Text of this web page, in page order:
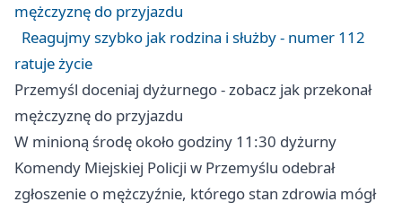
mężczyznę do przyjazdu
Reagujmy szybko jak rodzina i służby - numer 112
ratuje życie
Przemyśl doceniaj dyżurnego - zobacz jak przekonał
mężczyznę do przyjazdu
W minioną środę około godziny 11:30 dyżurny
Komendy Miejskiej Policji w Przemyślu odebrał
zgłoszenie o mężczyźnie, którego stan zdrowia mógł